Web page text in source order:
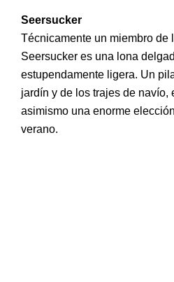
Seersucker
Técnicamente un miembro de
Seersucker es una lona
estupendamente ligera. Un
jardín y de los trajes de navío,
asimismo una enorme
verano.